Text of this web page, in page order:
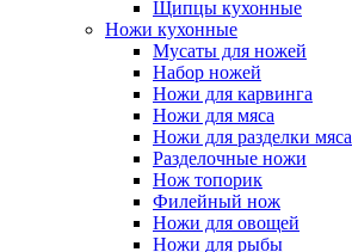
Щипцы кухонные
Ножи кухонные
Мусаты для ножей
Набор ножей
Ножи для карвинга
Ножи для мяса
Ножи для разделки мяса
Разделочные ножи
Нож топорик
Филейный нож
Ножи для овощей
Ножи для рыбы